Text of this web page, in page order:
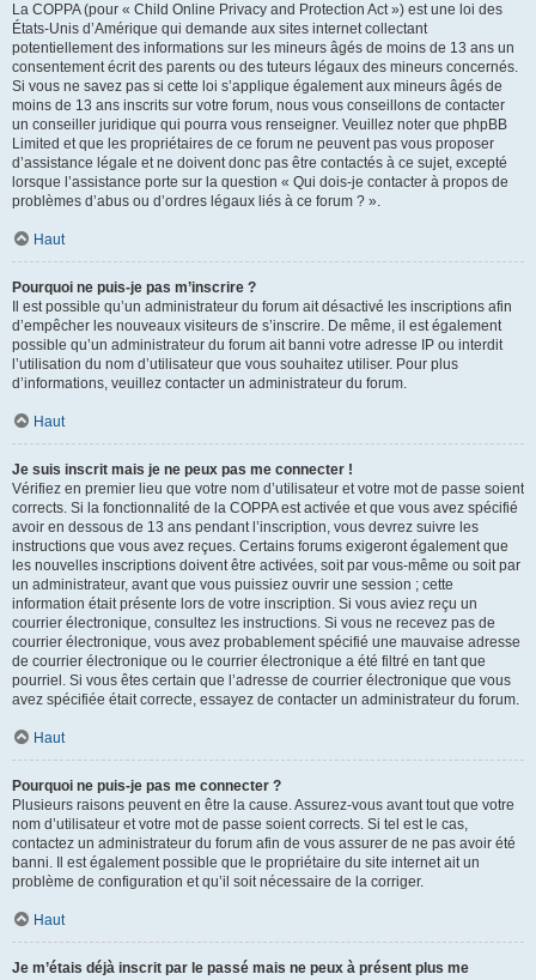
La COPPA (pour « Child Online Privacy and Protection Act ») est une loi des
États-Unis d’Amérique qui demande aux sites internet collectant
potentiellement des informations sur les mineurs âgés de moins de 13 ans un
consentement écrit des parents ou des tuteurs légaux des mineurs concernés.
Si vous ne savez pas si cette loi s’applique également aux mineurs âgés de
moins de 13 ans inscrits sur votre forum, nous vous conseillons de contacter
un conseiller juridique qui pourra vous renseigner. Veuillez noter que phpBB
Limited et que les propriétaires de ce forum ne peuvent pas vous proposer
d’assistance légale et ne doivent donc pas être contactés à ce sujet, excepté
lorsque l’assistance porte sur la question « Qui dois-je contacter à propos de
problèmes d’abus ou d’ordres légaux liés à ce forum ? ».
Haut
Pourquoi ne puis-je pas m’inscrire ?
Il est possible qu’un administrateur du forum ait désactivé les inscriptions afin
d’empêcher les nouveaux visiteurs de s’inscrire. De même, il est également
possible qu’un administrateur du forum ait banni votre adresse IP ou interdit
l’utilisation du nom d’utilisateur que vous souhaitez utiliser. Pour plus
d’informations, veuillez contacter un administrateur du forum.
Haut
Je suis inscrit mais je ne peux pas me connecter !
Vérifiez en premier lieu que votre nom d’utilisateur et votre mot de passe soient
corrects. Si la fonctionnalité de la COPPA est activée et que vous avez spécifié
avoir en dessous de 13 ans pendant l’inscription, vous devrez suivre les
instructions que vous avez reçues. Certains forums exigeront également que
les nouvelles inscriptions doivent être activées, soit par vous-même ou soit par
un administrateur, avant que vous puissiez ouvrir une session ; cette
information était présente lors de votre inscription. Si vous aviez reçu un
courrier électronique, consultez les instructions. Si vous ne recevez pas de
courrier électronique, vous avez probablement spécifié une mauvaise adresse
de courrier électronique ou le courrier électronique a été filtré en tant que
pourriel. Si vous êtes certain que l’adresse de courrier électronique que vous
avez spécifiée était correcte, essayez de contacter un administrateur du forum.
Haut
Pourquoi ne puis-je pas me connecter ?
Plusieurs raisons peuvent en être la cause. Assurez-vous avant tout que votre
nom d’utilisateur et votre mot de passe soient corrects. Si tel est le cas,
contactez un administrateur du forum afin de vous assurer de ne pas avoir été
banni. Il est également possible que le propriétaire du site internet ait un
problème de configuration et qu’il soit nécessaire de la corriger.
Haut
Je m’étais déjà inscrit par le passé mais ne peux à présent plus me